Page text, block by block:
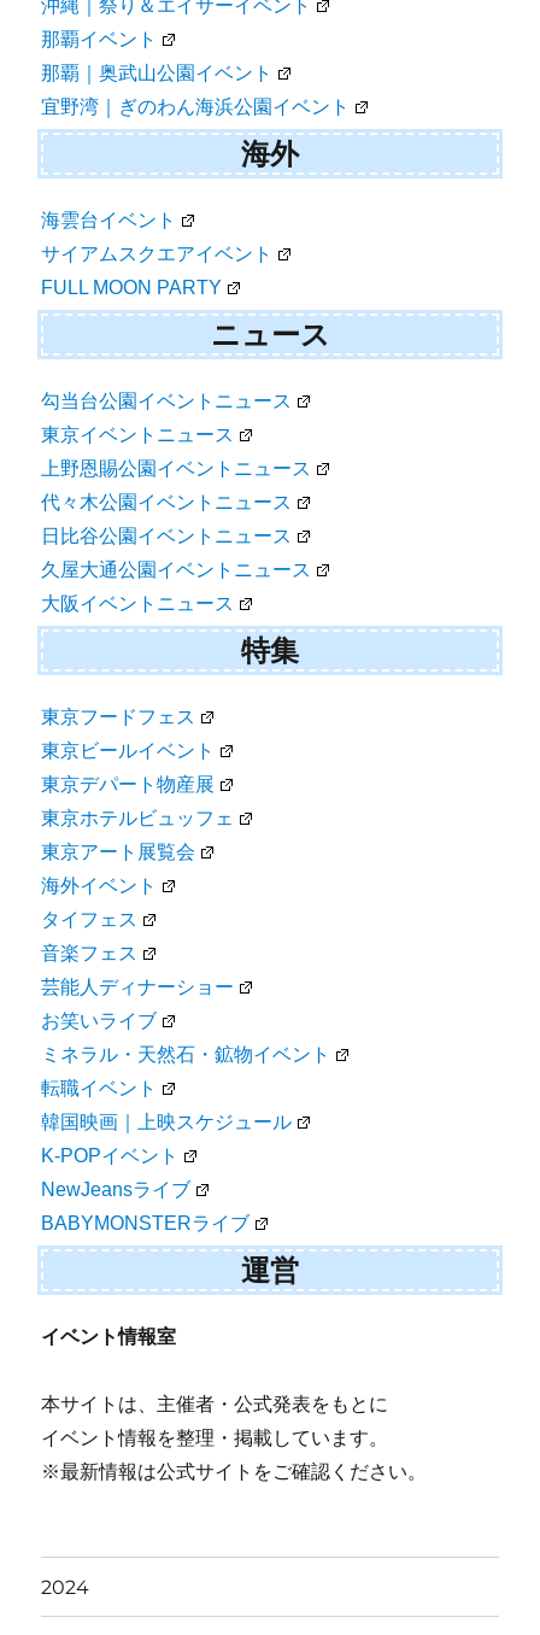
沖縄｜祭り＆エイサーイベント
那覇イベント
那覇｜奥武山公園イベント
宜野湾｜ぎのわん海浜公園イベント
海外
海雲台イベント
サイアムスクエアイベント
FULL MOON PARTY
ニュース
勾当台公園イベントニュース
東京イベントニュース
上野恩賜公園イベントニュース
代々木公園イベントニュース
日比谷公園イベントニュース
久屋大通公園イベントニュース
大阪イベントニュース
特集
東京フードフェス
東京ビールイベント
東京デパート物産展
東京ホテルビュッフェ
東京アート展覧会
海外イベント
タイフェス
音楽フェス
芸能人ディナーショー
お笑いライブ
ミネラル・天然石・鉱物イベント
転職イベント
韓国映画｜上映スケジュール
K-POPイベント
NewJeansライブ
BABYMONSTERライブ
運営
イベント情報室
本サイトは、主催者・公式発表をもとに
イベント情報を整理・掲載しています。
※最新情報は公式サイトをご確認ください。
2024